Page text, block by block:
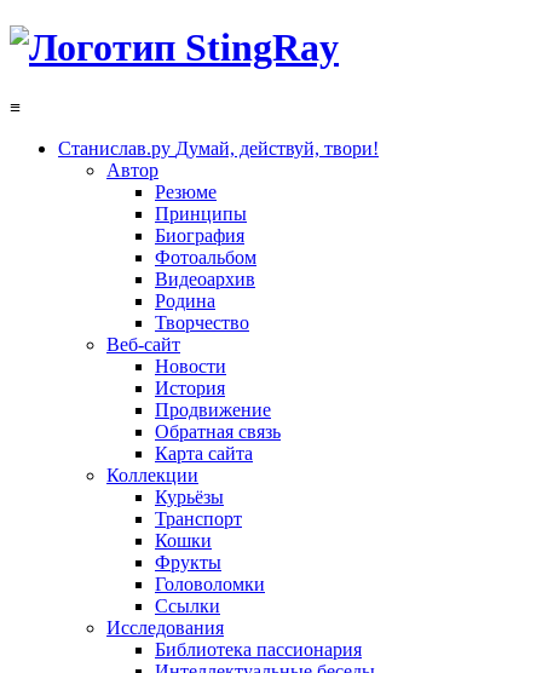
≡
Станислав.ру Думай, действуй, твори!
Автор
Резюме
Принципы
Биография
Фотоальбом
Видеоархив
Родина
Творчество
Веб-сайт
Новости
История
Продвижение
Обратная связь
Карта сайта
Коллекции
Курьёзы
Транспорт
Кошки
Фрукты
Головоломки
Ссылки
Исследования
Библиотека пассионария